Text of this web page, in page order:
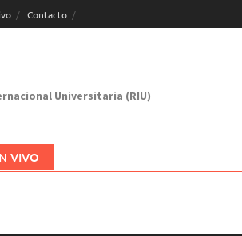
Contacto
Universitaria (RIU)
VIVO